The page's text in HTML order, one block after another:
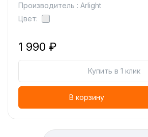
Производитель : Arlight
Цвет:
1 990 ₽
Купить в 1 клик
В корзину